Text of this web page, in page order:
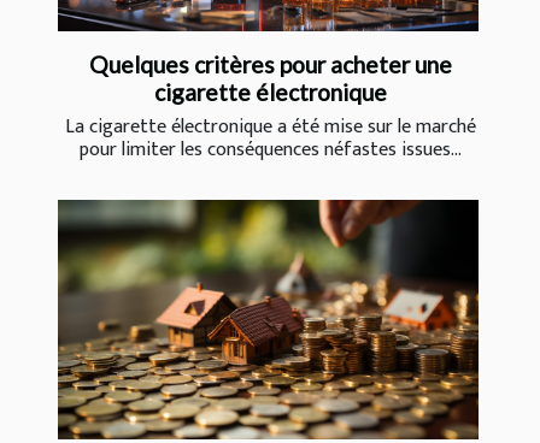
Quelques critères pour acheter une
cigarette électronique
La cigarette électronique a été mise sur le marché
pour limiter les conséquences néfastes issues...